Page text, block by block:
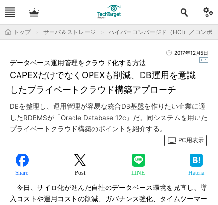
トップ サーバ＆ストレージ ハイパーコンバージド（HCI）／コンポ
2017年12月5日
CAPEXだけでなくOPEXも削減、DB運用を意識
したプライベートクラウド構築アプローチ
データベース運用管理をクラウド化する方法
DBを整理し、運用管理が容易な統合DB基盤を作りたい企業に適
したRDBMSが「Oracle Database 12c」だ。同システムを用いた
プライベートクラウド構築のポイントを紹介する。
PC用表示
Share Post LINE Hatena
今日、サイロ化が進んだ自社のデータベース環境を見直し、導
入コストや運用コストの削減、ガバナンス強化、タイムツーマー